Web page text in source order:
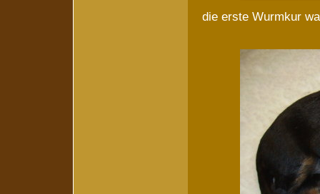
die erste Wurmkur